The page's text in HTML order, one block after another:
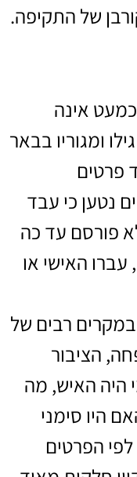
של התקיפה.
אינה
ומגוריו בבאר
פרטים
נטען כי עבד
פורסם עד כה
עברו האישי או
רבים של
הציבור
היה האיש, מה
היו סימני
הפרטים